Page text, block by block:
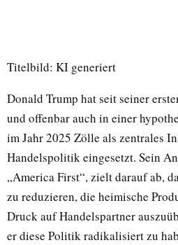
Titelbild: KI generiert
Donald Trump hat seit seiner
und offenbar auch in einer
im Jahr 2025 Zölle als zentrales
Handelspolitik eingesetzt. Sein
„America First“, zielt darauf ab,
zu reduzieren, die heimische
Druck auf Handelspartner
er diese Politik radikalisiert zu